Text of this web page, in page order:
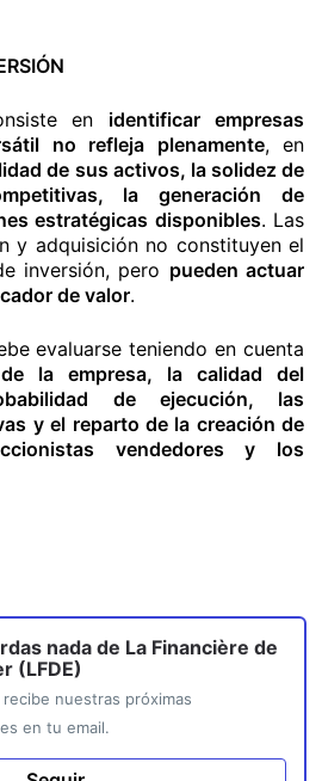
en identificar empresas
no refleja plenamente, en
de sus activos, la solidez de
la generación de
estratégicas disponibles. Las
y adquisición no constituyen el
inversión, pero pueden actuar
de valor.
evaluarse teniendo en cuenta
la empresa, la calidad del
de ejecución, las
y el reparto de la creación de
vendedores y los
nada de La Financière de
(LFDE)
nuestras próximas
en tu email.